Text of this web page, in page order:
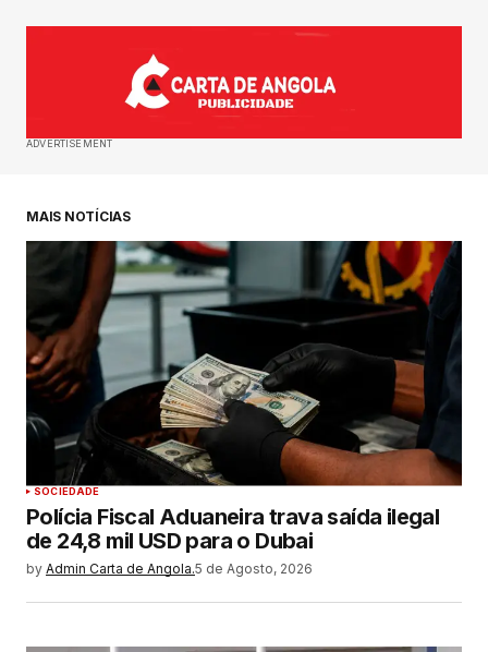
ADVERTISEMENT
MAIS NOTÍCIAS
SOCIEDADE
Polícia Fiscal Aduaneira trava saída ilegal
de 24,8 mil USD para o Dubai
by Admin Carta de Angola.5 de Agosto, 2026